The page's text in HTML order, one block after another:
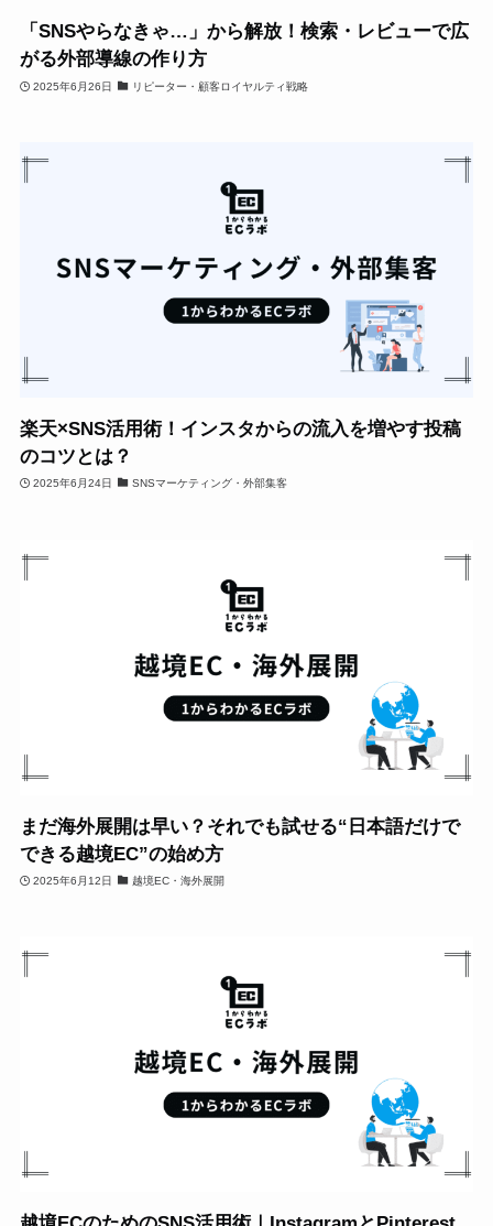
「SNSやらなきゃ…」から解放！検索・レビューで広
がる外部導線の作り方
2025年6月26日 リピーター・顧客ロイヤルティ戦略
楽天×SNS活用術！インスタからの流入を増やす投稿
のコツとは？
2025年6月24日 SNSマーケティング・外部集客
まだ海外展開は早い？それでも試せる“日本語だけで
できる越境EC”の始め方
2025年6月12日 越境EC・海外展開